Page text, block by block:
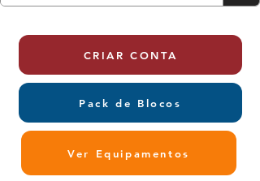
CRIAR CONTA
Pack de Blocos
Ver Equipamentos